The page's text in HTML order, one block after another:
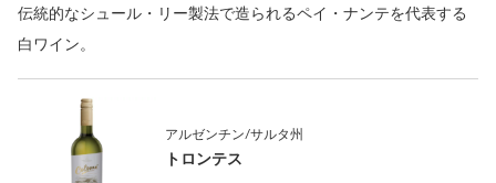
伝統的なシュール・リー製法で造られるペイ・ナンテを代表する
白ワイン。
アルゼンチン/サルタ州
トロンテス